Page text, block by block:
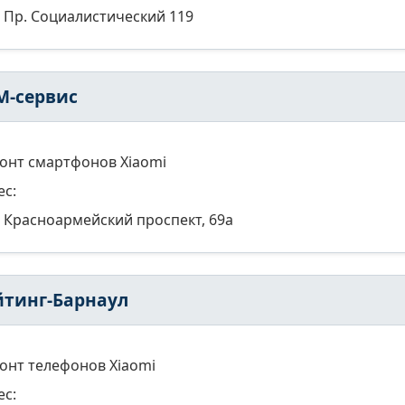
Пр. Социалистический 119
сервис
смартфонов Xiaomi
Красноармейский проспект, 69а
Барнаул
телефонов Xiaomi